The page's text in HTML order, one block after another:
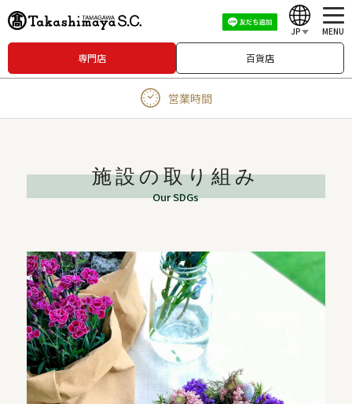
専門店 百貨店
JP
English
Japanese
MENU
営業時間
施設の取り組み
Our SDGs